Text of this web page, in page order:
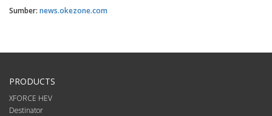
Sumber: news.okezone.com
PRODUCTS
XFORCE HEV
Destinator